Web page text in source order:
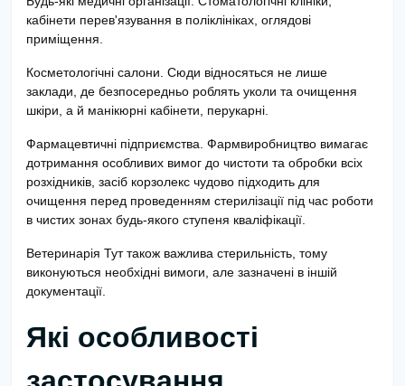
кабінети перев'язування в поліклініках, оглядові
приміщення.
Косметологічні салони. Сюди відносяться не лише
заклади, де безпосередньо роблять уколи та очищення
шкіри, а й манікюрні кабінети, перукарні.
Фармацевтичні підприємства. Фармвиробництво вимагає
дотримання особливих вимог до чистоти та обробки всіх
розхідників, засіб корзолекс чудово підходить для
очищення перед проведенням стерилізації під час роботи
в чистих зонах будь-якого ступеня кваліфікації.
Ветеринарія Тут також важлива стерильність, тому
виконуються необхідні вимоги, але зазначені в іншій
документації.
Які особливості